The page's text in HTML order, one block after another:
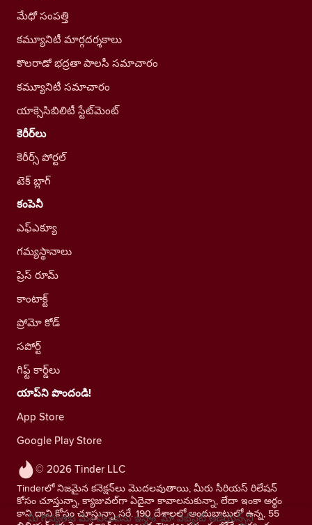
© 2026 Tinder LLC
Tinderలో నిజమైన కనెక్షన్‌లు మొదలవుతాయి, మీరు సీరియస్ రిలేషన్
కోసం చూస్తున్నా, క్యాజువల్‌గా ఏదైనా కావాలనుకున్నా, లేదా ఇంకా అర్థం
కాని దాని కోసం చూస్తున్నా సరే. 190 దేశాలలో అందుబాటులో ఉన్న, 55
మేధో సంపత్తి
కమ్యూనిటీ మార్గదర్శకాలు
కొలరాడో భద్రతా పాలసీ సమాచారం
కమ్యూనిటీ సమాచారం
యాక్సెసిబిలిటీ స్టేట్‌మెంట్
కెరీర్‌లు
కెరీర్స్ పోర్టల్
టెక్ బ్లాగ్
కంపెనీ
ఎఫ్ఎక్యూ
గమ్యస్థానాలు
ప్రెస్ రూమ్
కాంటాక్ట్
ప్రోమో కోడ్
సపోర్ట్
గిఫ్ట్ కార్డ్‌లు
యాప్‌ని పొందండి!
App Store
Google Play Store
మీ గోప్యతకు మేం విలువను ఇస్తాం. మా వెబ్‌సైట్ ఆడియెన్స్‌ని